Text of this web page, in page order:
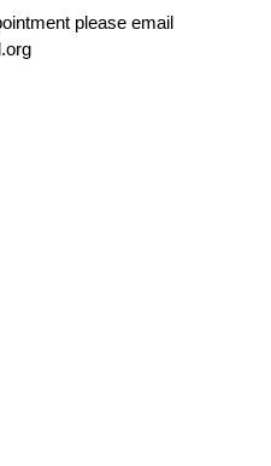
please email